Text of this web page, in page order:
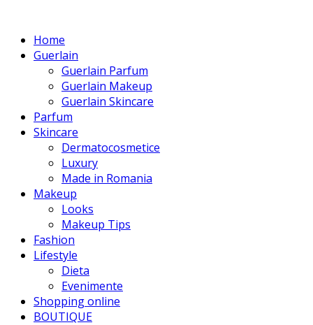
Home
Guerlain
Guerlain Parfum
Guerlain Makeup
Guerlain Skincare
Parfum
Skincare
Dermatocosmetice
Luxury
Made in Romania
Makeup
Looks
Makeup Tips
Fashion
Lifestyle
Dieta
Evenimente
Shopping online
BOUTIQUE